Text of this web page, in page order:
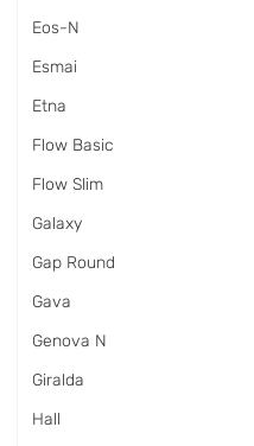
Eos-N
Esmai
Etna
Flow Basic
Flow Slim
Galaxy
Gap Round
Gava
Genova N
Giralda
Hall